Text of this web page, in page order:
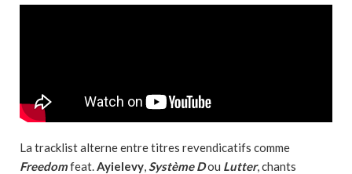
La tracklist alterne entre titres revendicatifs comme
Freedomfeat.Ayielevy,Système Dou Lutter, chants